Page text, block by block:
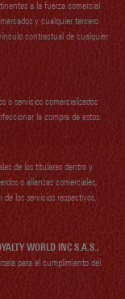
a la fuerza comercial
y cualquier tercero
contractual de cualquier
o servicios comercializados
la compra de estos.
de los titulares dentro y
o alianzas comerciales,
los servicios respectivos.
WORLD INC S.A.S.,
para el cumplimiento del